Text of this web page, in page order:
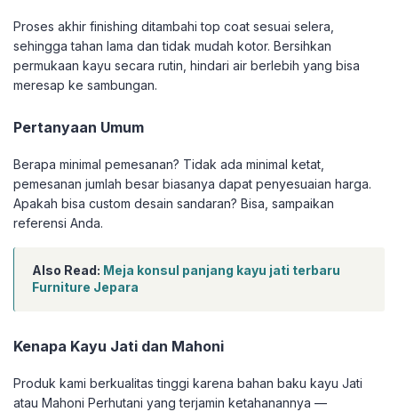
Proses akhir finishing ditambahi top coat sesuai selera,
sehingga tahan lama dan tidak mudah kotor. Bersihkan
permukaan kayu secara rutin, hindari air berlebih yang bisa
meresap ke sambungan.
Pertanyaan Umum
Berapa minimal pemesanan? Tidak ada minimal ketat,
pemesanan jumlah besar biasanya dapat penyesuaian harga.
Apakah bisa custom desain sandaran? Bisa, sampaikan
referensi Anda.
Also Read: Meja konsul panjang kayu jati terbaru
Furniture Jepara
Kenapa Kayu Jati dan Mahoni
Produk kami berkualitas tinggi karena bahan baku kayu Jati
atau Mahoni Perhutani yang terjamin ketahanannya —